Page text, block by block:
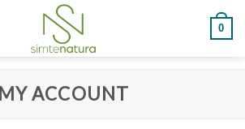
0
MY ACCOUNT